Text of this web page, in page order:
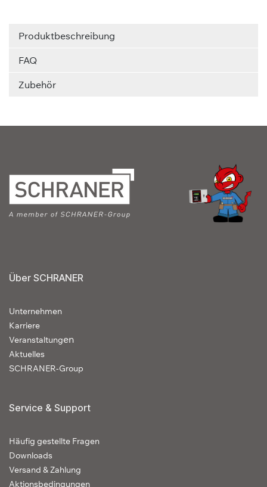
Produktbeschreibung
FAQ
Zubehör
Über SCHRANER
Unternehmen
Karriere
Veranstaltungen
Aktuelles
SCHRANER-Group
Service & Support
Häufig gestellte Fragen
Downloads
Versand & Zahlung
Aktionsbedingungen